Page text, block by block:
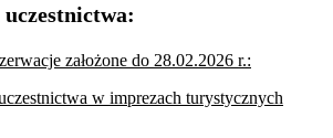
założone do 28.02.2026 r.:
w imprezach turystycznych